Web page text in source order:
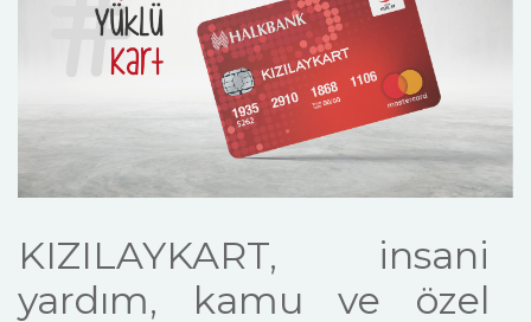
KIZILAYKART, insani
yardım, kamu ve özel